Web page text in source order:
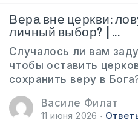
Вера вне церкви:
личный выбор? |...
Случалось ли вам
чтобы оставить
сохранить веру в
Василе Филат
11 июня 2026